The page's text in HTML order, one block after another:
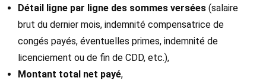
Détail ligne par ligne des sommes versées (salaire
brut du dernier mois, indemnité compensatrice de
congés payés, éventuelles primes, indemnité de
licenciement ou de fin de CDD, etc.),
Montant total net payé,